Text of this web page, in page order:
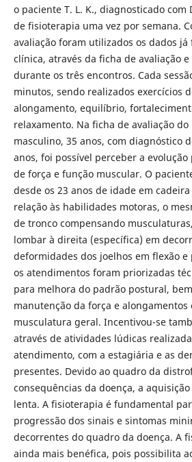
o paciente T. L. K., diagnosticado com
de fisioterapia uma vez por semana.
avaliação foram utilizados os dados já
clínica, através da ficha de avaliação
durante os três encontros. Cada
minutos, sendo realizados exercícios
alongamento, equilíbrio,
relaxamento. Na ficha de avaliação
masculino, 35 anos, com diagnóstico
anos, foi possível perceber a
de força e função muscular. O
desde os 23 anos de idade em
relação às habilidades motoras, o
de tronco compensando
lombar à direita (específica) em
deformidades dos joelhos em flexão
os atendimentos foram priorizadas
para melhora do padrão postural,
manutenção da força e alongamentos
musculatura geral. Incentivou-se
através de atividades lúdicas
atendimento, com a estagiária e as
presentes. Devido ao quadro da
consequências da doença, a
lenta. A fisioterapia é fundamental
progressão dos sinais e sintomas
decorrentes do quadro da doença. A
ainda mais benéfica, pois possibilita